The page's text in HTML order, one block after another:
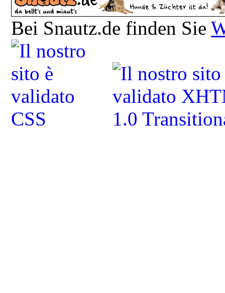
Bei Snautz.de finden Sie